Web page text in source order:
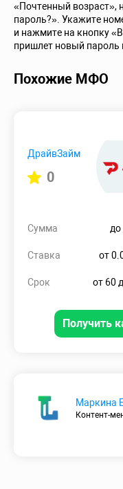
«Почтенный возраст»,
пароль?». Укажите
и нажмите на кнопку
пришлет новый пароль
Похожие МФО
ДрайвЗайм
0
Сумма до
Ставка от
Срок от 60
Получить
Маркина
Контент-